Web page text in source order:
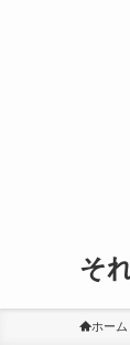
そ
ホーム